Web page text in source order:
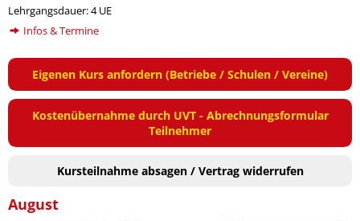
Lehrgangsdauer: 4 UE
Infos & Termine
Eigenen Kurs anfordern (Betriebe / Schulen / Vereine)
Kostenübernahme durch UVT - Abrechnungsformular
Teilnehmer
Kursteilnahme absagen / Vertrag widerrufen
August